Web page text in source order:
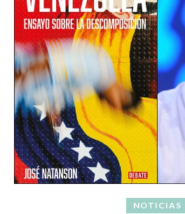
NOTICIAS